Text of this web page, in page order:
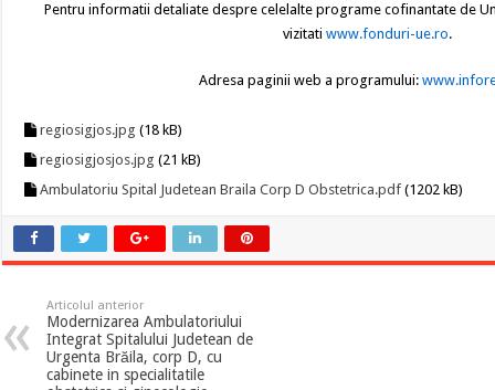
Pentru informatii detaliate despre celelalte programe cofinantate de
vizitati www.fonduri-ue.ro.
Adresa paginii web a programului:
regiosigjos.jpg (18 kB)
regiosigjosjos.jpg (21 kB)
Ambulatoriu Spital Judetean Braila Corp D Obstetrica.pdf (1202 kB)
Articolul anterior
Modernizarea Ambulatoriului
Integrat Spitalului Judetean de
Urgenta Brăila, corp D, cu
cabinete in specialitatile